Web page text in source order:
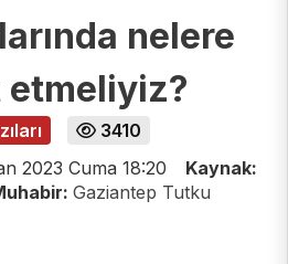
nelere
3410
2023 Cuma 18:20
Kaynak:
Gaziantep Tutku